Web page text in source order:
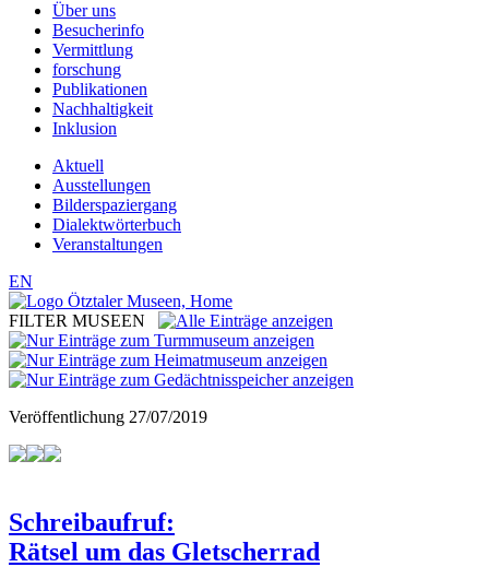
Über uns
Besucherinfo
Vermittlung
forschung
Publikationen
Nachhaltigkeit
Inklusion
Aktuell
Ausstellungen
Bilderspaziergang
Dialektwörterbuch
Veranstaltungen
EN
FILTER MUSEEN
Veröffentlichung 27/07/2019
Schreibaufruf:
Rätsel um das Gletscherrad